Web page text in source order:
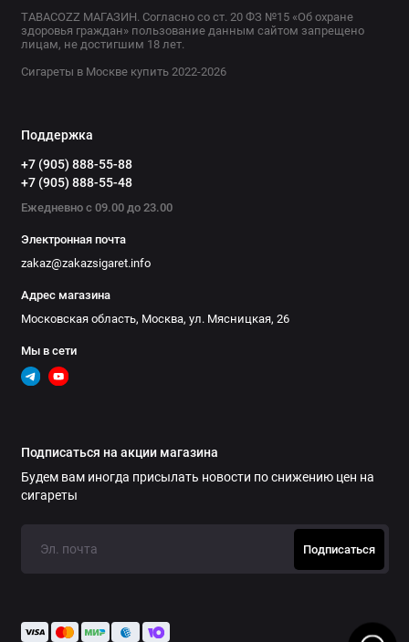
TABACOZZ МАГАЗИН. Согласно со ст. 20 ФЗ №15 «Об охране
здоровья граждан» пользование данным сайтом запрещено
лицам, не достигшим 18 лет.
Сигареты в Москве купить 2022-2026
Поддержка
+7 (905) 888-55-88
+7 (905) 888-55-48
Ежедневно с 09.00 до 23.00
Электронная почта
zakaz@zakazsigaret.info
Адрес магазина
Московская область, Москва, ул. Мясницкая, 26
Мы в сети
Подписаться на акции магазина
Будем вам иногда присылать новости по снижению цен на
сигареты
Подписаться